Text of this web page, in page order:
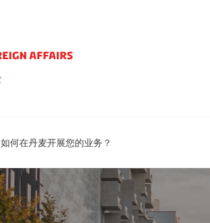
如何在丹麦开展您的业务？